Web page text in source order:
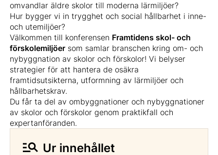
omvandlar äldre skolor till moderna lärmiljöer?
Hur bygger vi in trygghet och social hållbarhet i inne-
och utemiljöer?
Välkommen till konferensen Framtidens skol- och
förskolemiljöer som samlar branschen kring om- och
nybyggnation av skolor och förskolor! Vi belyser
strategier för att hantera de osäkra
framtidsutsikterna, utformning av lärmiljöer och
hållbarhetskrav.
Du får ta del av ombyggnationer och nybyggnationer
av skolor och förskolor genom praktikfall och
expertanföranden.
Ur innehållet